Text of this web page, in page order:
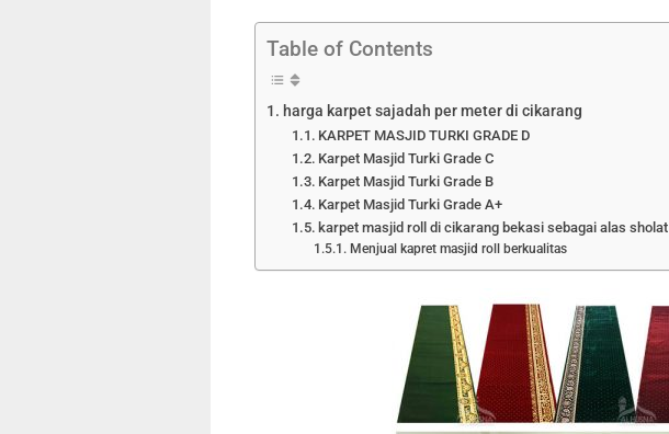
Table of Contents
harga karpet sajadah per meter di cikarang
KARPET MASJID TURKI GRADE D
Karpet Masjid Turki Grade C
Karpet Masjid Turki Grade B
Karpet Masjid Turki Grade A+
karpet masjid roll di cikarang bekasi sebagai alas sholat
Menjual kapret masjid roll berkualitas